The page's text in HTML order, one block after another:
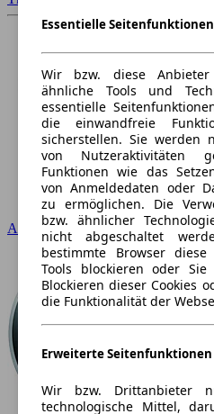
Audi
Essentielle Seitenfunktionen
Wir bzw. diese
ähnliche Tools und
essentielle
die einwandfreie
sicherstellen. Sie werden
von Nutzeraktivitäten
Funktionen wie das
von Anmeldedaten oder
zu ermöglichen. Die
bzw. ähnlicher
nicht abgeschaltet
bestimmte Browser
Tools blockieren oder
Blockieren dieser Cookies
die Funktionalität der
Erweiterte Seitenfunktionen
Wir bzw. Drittanbieter
technologische Mittel,